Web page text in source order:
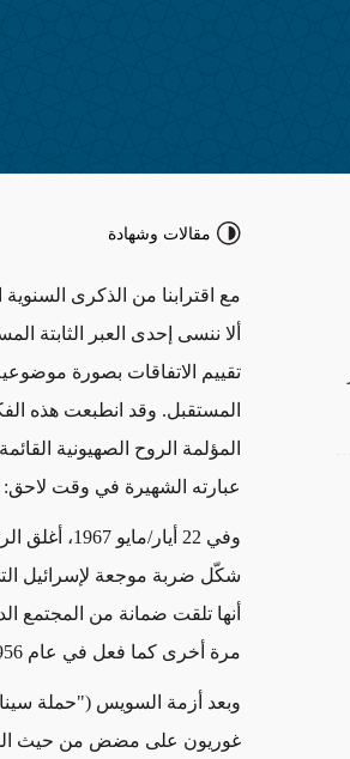
مقالات وشهادة
ألا ننسى إحدى العبر الثابتة
تقييم الاتفاقات بصورة
المؤلمة الروح الصهيونية
عبارته الشهيرة في وقت
وفي 22
شكّل ضربة موجعة لإسرائيل
مرة أخرى كما فعل في عام 1956.
غوريون على مضض من حيث